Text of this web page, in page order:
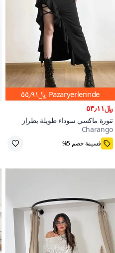
Pazaryerlerinde ﷼٥٥٫٩١
﷼٥٣٫١١
تنورة ماكسي سوداء طويلة بطراز
قوطي إثني، مكشكشة ذات تصميم
ذيل السمكة وفتحة ساق واحدة
Charango
قسيمة خصم 5%